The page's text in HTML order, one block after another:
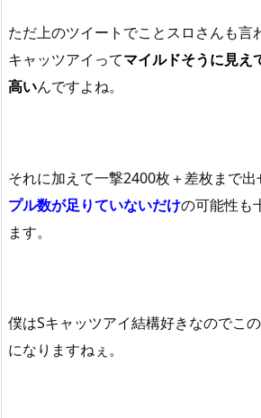
ただ上のツイートでことスロさんも言
キャッツアイってマイルドそうに見え
高いんですよね。
それに加えて一撃2400枚＋差枚まで
プル数が足りていないだけの可能性も
ます。
僕はSキャッツアイ結構好きなのでこ
になりますねぇ。